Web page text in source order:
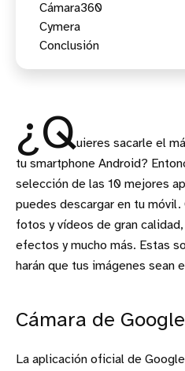
Cámara360
Cymera
Conclusión
¿Quieres sacarle el
tu smartphone Android?
selección de las 10 mejores
puedes descargar en tu
fotos y vídeos de gran
efectos y mucho más. Estas
harán que tus imágenes sean
Cámara de Google
La aplicación oficial de